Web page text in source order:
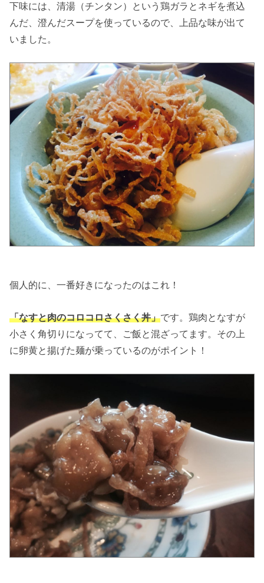
下味には、清湯（チンタン）という鶏ガラとネギを煮込
んだ、澄んだスープを使っているので、上品な味が出て
いました。
個人的に、一番好きになったのはこれ！
「なすと肉のコロコロさくさく丼」です。鶏肉となすが
小さく角切りになってて、ご飯と混ざってます。その上
に卵黄と揚げた麺が乗っているのがポイント！